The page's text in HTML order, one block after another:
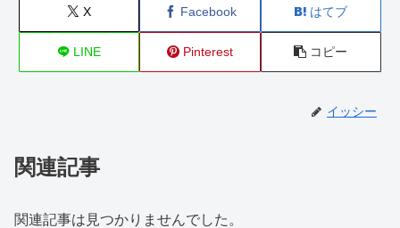
X Facebook はてブ
LINE Pinterest コピー
イッシー
関連記事
関連記事は見つかりませんでした。